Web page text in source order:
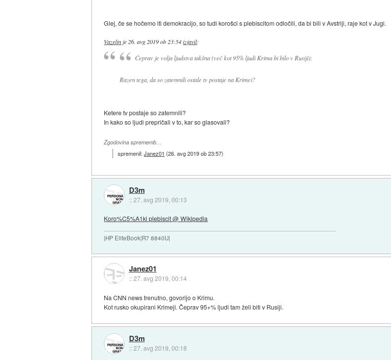
Glej, če se hočemo iti demokracijo, so tudi korošci s plebiscitom odločili, da bi bili v Avstriji, raje kot v Jugi.
Vazelin je 26. avg 2019 ob 23:54 izjavil:
Čeprav je volja ljudstva takšna (več kot 95% ljudi Krima bi bilo v Rusiji):
Razen tega, da so zatemnili ostale tv postaje na Krimei?
Ketere tv postaje so zatemnili?
In kako so ljudi prepričali v to, kar so glasovali?
Zgodovina sprememb…
spremenil:Janez01 (26. avg 2019 ob 23:57)
D3m
::27. avg 2019, 00:13
Koro%C5%A1ki plebiscit @ Wikipedia
|HP EliteBook|R7 8840U|
Janez01
::27. avg 2019, 00:14
Na CNN news trenutno, govorijo o Krimu.
Kot rusko okupirani Krimeji. Čeprav 95+% ljudi tam želi biti v Rusiji.
D3m
::27. avg 2019, 00:18